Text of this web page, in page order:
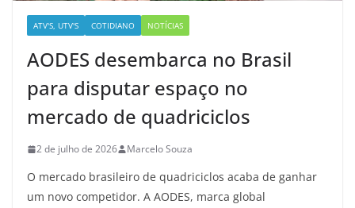
ATV'S, UTV'S COTIDIANO NOTÍCIAS
AODES desembarca no Brasil
para disputar espaço no
mercado de quadriciclos
2 de julho de 2026 Marcelo Souza
O mercado brasileiro de quadriciclos acaba de ganhar
um novo competidor. A AODES, marca global